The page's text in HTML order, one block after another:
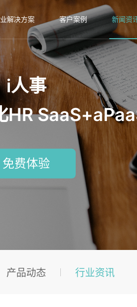
解决方案 客户案例 新闻资
i人事
免费体验
产品动态 行业资讯